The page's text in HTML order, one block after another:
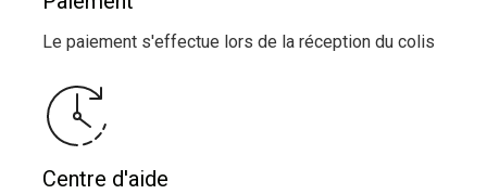
Le paiement s'effectue lors de la réception du colis
Centre d'aide